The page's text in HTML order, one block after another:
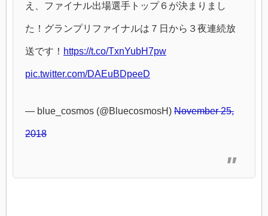
え、ファイナル出場選手トップ６が決まりまし
た！グランプリファイナルは７日から３夜連続放
送です！ https://t.co/TxnYubH7pw
pic.twitter.com/DAEuBDpeeD
— blue_cosmos (@BluecosmosH) November 25,
2018